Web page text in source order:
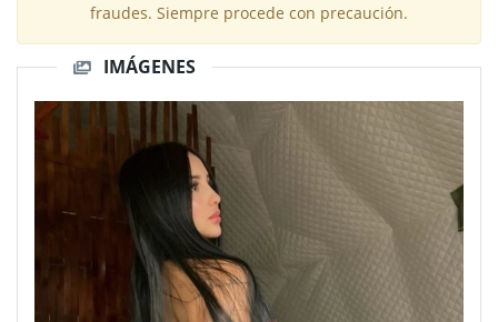
fraudes. Siempre procede con precaución.
IMÁGENES